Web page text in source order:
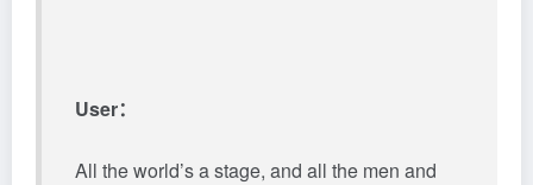
User：
All the world’s a stage, and all the men and